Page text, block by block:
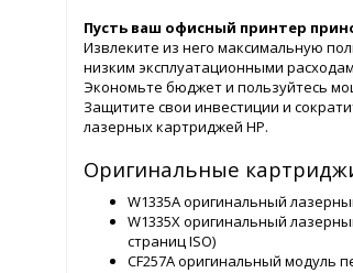
Пусть ваш офисный принтер
Извлеките из него максимальную
низким эксплуатационными
Экономьте бюджет и пользуйтесь
Защитите свои инвестиции и
лазерных картриджей HP.
Оригинальные
W1335A оригинальный
W1335X оригинальный
страниц ISO)
CF257A оригинальный модуль